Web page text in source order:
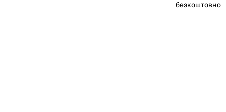
безкоштовно